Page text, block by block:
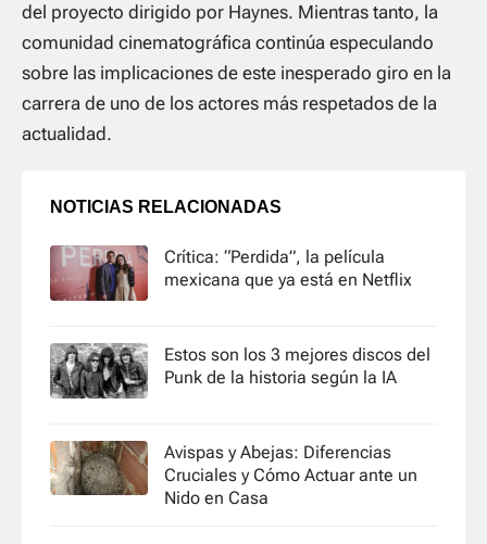
del proyecto dirigido por Haynes. Mientras tanto, la
comunidad cinematográfica continúa especulando
sobre las implicaciones de este inesperado giro en la
carrera de uno de los actores más respetados de la
actualidad.
NOTICIAS RELACIONADAS
Crítica: “Perdida”, la película
mexicana que ya está en Netflix
Estos son los 3 mejores discos del
Punk de la historia según la IA
Avispas y Abejas: Diferencias
Cruciales y Cómo Actuar ante un
Nido en Casa